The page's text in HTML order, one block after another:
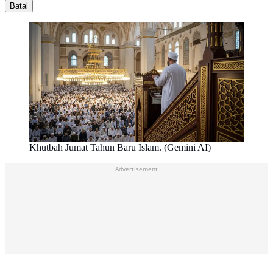
Batal
Khutbah Jumat Tahun Baru Islam. (Gemini AI)